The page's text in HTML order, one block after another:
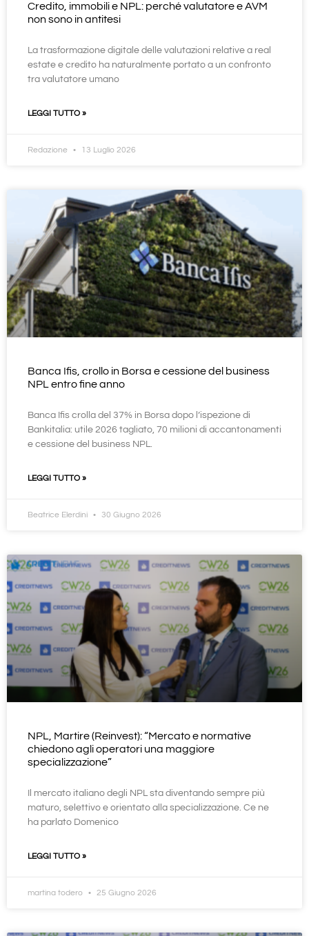
Credito, immobili e NPL: perché valutatore e AVM
non sono in antitesi
La trasformazione digitale delle valutazioni relative a real
estate e credito ha naturalmente portato a un confronto
tra valutatore umano
LEGGI TUTTO »
Redazione 13 Luglio 2026
Banca Ifis, crollo in Borsa e cessione del business
NPL entro fine anno
Banca Ifis crolla del 37% in Borsa dopo l’ispezione di
Bankitalia: utile 2026 tagliato, 70 milioni di accantonamenti
e cessione del business NPL.
LEGGI TUTTO »
Beatrice Elerdini 30 Giugno 2026
NPL, Martire (Reinvest): “Mercato e normative
chiedono agli operatori una maggiore
specializzazione”
Il mercato italiano degli NPL sta diventando sempre più
maturo, selettivo e orientato alla specializzazione. Ce ne
ha parlato Domenico
LEGGI TUTTO »
martina todero 25 Giugno 2026